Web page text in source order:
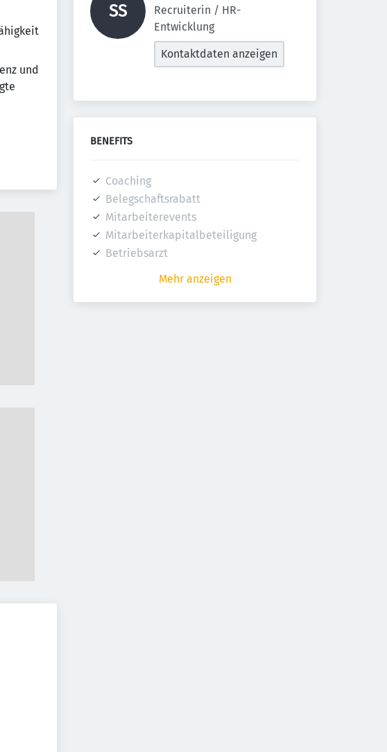
und
SS
Recruiterin / HR-
Entwicklung
Kontaktdaten anzeigen
BENEFITS
Coaching
Belegschaftsrabatt
Mitarbeiterevents
Mitarbeiterkapitalbeteiligung
Betriebsarzt
Mehr anzeigen